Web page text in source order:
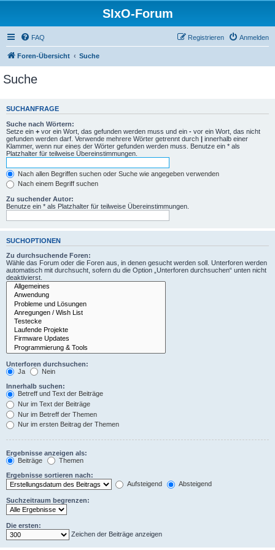
SIxO-Forum
FAQ Anmelden
Registrieren
Foren-Übersicht Suche
Suche
SUCHANFRAGE
Suche nach Wörtern:
Setze ein + vor ein Wort, das gefunden werden muss und ein - vor ein Wort, das nicht
gefunden werden darf. Verwende mehrere Wörter getrennt durch | innerhalb einer
Klammer, wenn nur eines der Wörter gefunden werden muss. Benutze ein * als
Platzhalter für teilweise Übereinstimmungen.
Nach allen Begriffen suchen oder Suche wie angegeben verwenden
Nach einem Begriff suchen
Zu suchender Autor:
Benutze ein * als Platzhalter für teilweise Übereinstimmungen.
SUCHOPTIONEN
Zu durchsuchende Foren:
Wähle das Forum oder die Foren aus, in denen gesucht werden soll. Unterforen werden
automatisch mit durchsucht, sofern du die Option „Unterforen durchsuchen“ unten nicht
deaktivierst.
Unterforen durchsuchen:
Ja
Nein
Innerhalb suchen:
Betreff und Text der Beiträge
Nur im Text der Beiträge
Nur im Betreff der Themen
Nur im ersten Beitrag der Themen
Ergebnisse anzeigen als:
Beiträge
Themen
Ergebnisse sortieren nach:
Aufsteigend
Absteigend
Suchzeitraum begrenzen:
Die ersten:
Zeichen der Beiträge anzeigen